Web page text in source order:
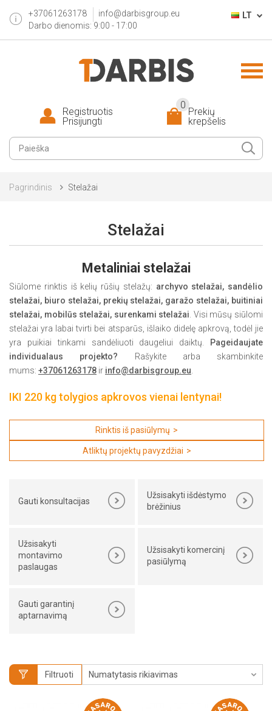
+37061263178
info@darbisgroup.eu
Darbo dienomis: 9:00 - 17:00
LT
Prekių
krepšelis
0
Registruotis
Prisijungti
Pagrindinis Stelažai
Stelažai
Metaliniai stelažai
Siūlome rinktis iš kelių rūšių stelažų: archyvo stelažai, sandėlio
stelažai, biuro stelažai, prekių stelažai, garažo stelažai, buitiniai
stelažai, mobilūs stelažai, surenkami stelažai . Visi mūsų siūlomi
stelažai yra labai tvirti bei atsparūs, išlaiko didelę apkrovą, todėl jie
yra puikiai tinkami sandėliuoti daugeliui daiktų.
Pageidaujate
individualaus projekto? Rašykite arba skambinkite
mums: +37061263178 ir info@darbisgroup.eu
IKI 220 kg tolygios apkrovos vienai lentynai!
Rinktis iš pasiūlymų
Atliktų projektų pavyzdžiai
Gauti konsultacijas
Užsisakyti išdėstymo
brėžinius
Užsisakyti
montavimo
paslaugas
Užsisakyti komercinį
pasiūlymą
Gauti garantinį
aptarnavimą
Filtruoti